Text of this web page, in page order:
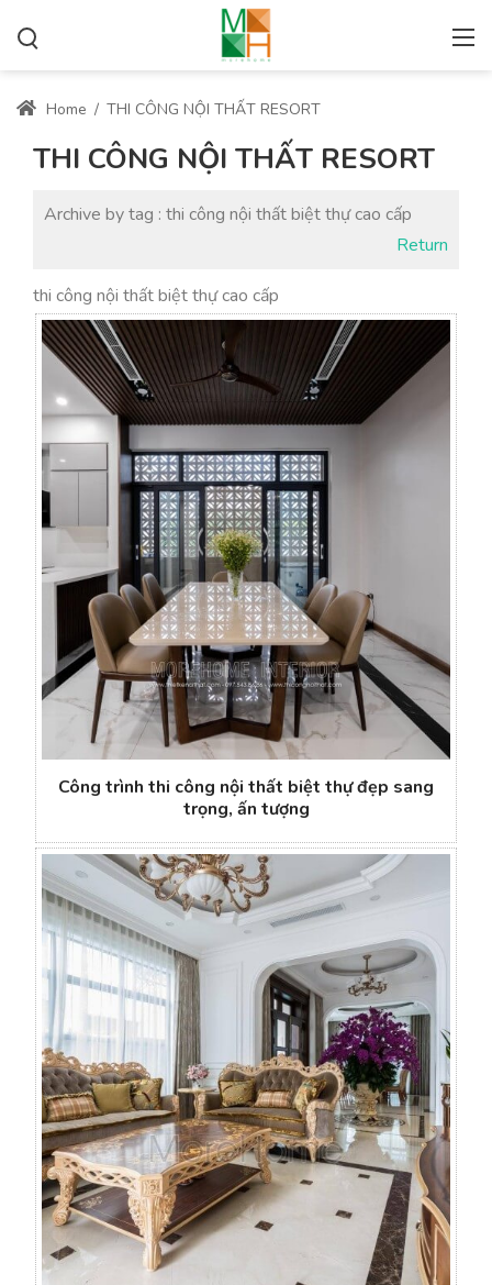
Home / THI CÔNG NỘI THẤT RESORT
THI CÔNG NỘI THẤT RESORT
Archive by tag : thi công nội thất biệt thự cao cấp
Return
thi công nội thất biệt thự cao cấp
Công trình thi công nội thất biệt thự đẹp sang
trọng, ấn tượng